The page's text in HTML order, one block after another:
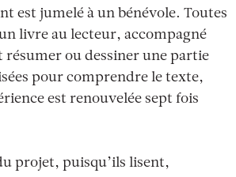
est jumelé à un bénévole. Toutes
livre au lecteur, accompagné
résumer ou dessiner une partie
pour comprendre le texte,
est renouvelée sept fois
projet, puisqu’ils lisent,